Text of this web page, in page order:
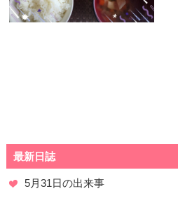
最新日誌
5月31日の出来事